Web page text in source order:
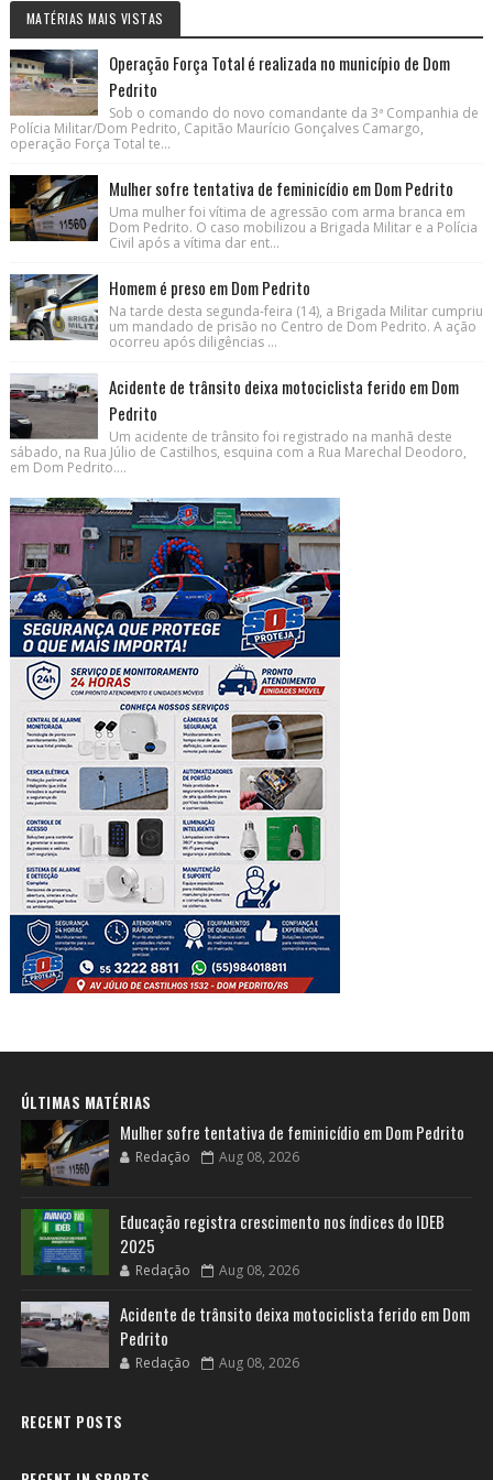
MATÉRIAS MAIS VISTAS
Operação Força Total é realizada no município de Dom
Pedrito
Sob o comando do novo comandante da 3ª Companhia de
Polícia Militar/Dom Pedrito, Capitão Maurício Gonçalves Camargo,
operação Força Total te...
Mulher sofre tentativa de feminicídio em Dom Pedrito
Uma mulher foi vítima de agressão com arma branca em
Dom Pedrito. O caso mobilizou a Brigada Militar e a Polícia
Civil após a vítima dar ent...
Homem é preso em Dom Pedrito
Na tarde desta segunda-feira (14), a Brigada Militar cumpriu
um mandado de prisão no Centro de Dom Pedrito. A ação
ocorreu após diligências ...
Acidente de trânsito deixa motociclista ferido em Dom
Pedrito
Um acidente de trânsito foi registrado na manhã deste
sábado, na Rua Júlio de Castilhos, esquina com a Rua Marechal Deodoro,
em Dom Pedrito....
ÚLTIMAS MATÉRIAS
Mulher sofre tentativa de feminicídio em Dom Pedrito
Redação Aug 08, 2026
Educação registra crescimento nos índices do IDEB
2025
Redação Aug 08, 2026
Acidente de trânsito deixa motociclista ferido em Dom
Pedrito
Redação Aug 08, 2026
RECENT POSTS